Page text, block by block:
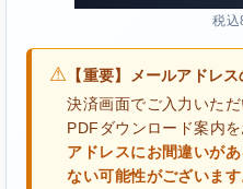
税込
⚠ 【重要】メールアドレ
決済画面でご入力いた
PDFダウンロード案内
アドレスにお間違いが
ない可能性がございま